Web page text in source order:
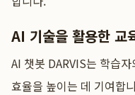
AI 기술을 활용한 교
AI 챗봇 DARVIS는 학습
효율을 높이는 데 기여합